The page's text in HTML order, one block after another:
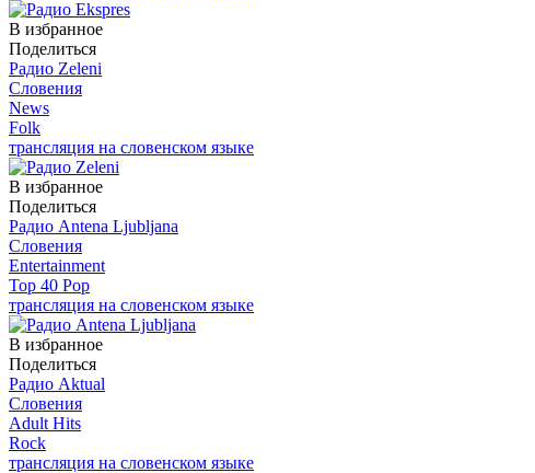
В избранное
Поделиться
Радио Zeleni
Словения
News
Folk
трансляция на словенском языке
В избранное
Поделиться
Радио Antena Ljubljana
Словения
Entertainment
Top 40 Pop
трансляция на словенском языке
В избранное
Поделиться
Радио Aktual
Словения
Adult Hits
Rock
трансляция на словенском языке